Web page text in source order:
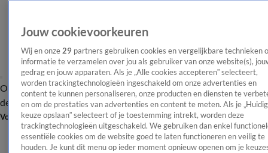
OverzichtAfleveringen Entertainment TV Algemeen
Tip
de redactieNieuwsbrief
Volg Shownieuws
Jouw cookievoorkeuren
Wij en onze 29 partners gebruiken cookies en vergelijkbare technieken
informatie te verzamelen over jou als gebruiker van onze website(s),
gedrag en jouw apparaten. Als je „Alle cookies accepteren” selecteert,
worden trackingtechnologieën ingeschakeld om onze advertenties en
content te kunnen personaliseren, onze producten en diensten te
en om de prestaties van advertenties en content te meten. Als je
keuze opslaan” selecteert of je toestemming intrekt, worden deze
trackingtechnologieën uitgeschakeld. We gebruiken dan enkel
essentiële cookies om de website goed te laten functioneren en veilig te
houden. Je kunt dit menu op ieder moment opnieuw openen om je